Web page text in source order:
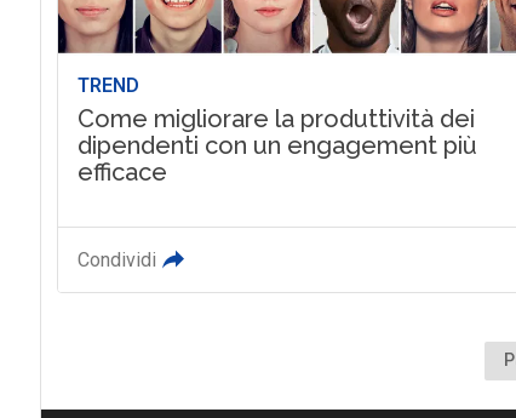
TREND
Come migliorare la produttività dei
dipendenti con un engagement più
efficace
Condividi